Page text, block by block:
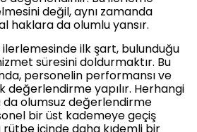
değil, aynı zamanda
haklara da olumlu yansır.
ilk şart, bulunduğu
süresini doldurmaktır. Bu
personelin performansı ve
değerlendirme yapılır. Herhangi
da olumsuz değerlendirme
bir üst kademeye geçiş